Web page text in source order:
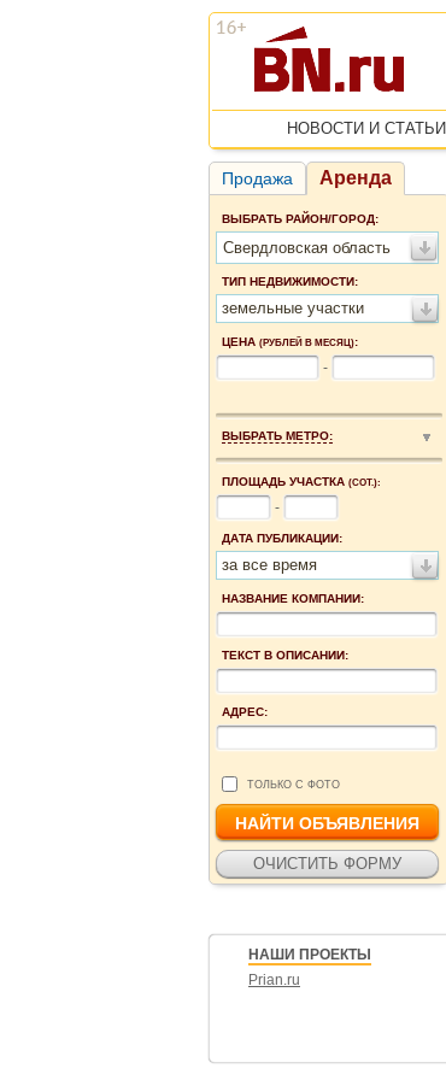
НОВОСТИ И СТАТЬИ
Продажа Аренда
ВЫБРАТЬ РАЙОН/ГОРОД:
Свердловская область
ТИП НЕДВИЖИМОСТИ:
земельные участки
ЦЕНА (РУБЛЕЙ В МЕСЯЦ):
-
ВЫБРАТЬ МЕТРО:
ПЛОЩАДЬ УЧАСТКА (СОТ.):
-
ДАТА ПУБЛИКАЦИИ:
за все время
НАЗВАНИЕ КОМПАНИИ:
ТЕКСТ В ОПИСАНИИ:
АДРЕС:
ТОЛЬКО С ФОТО
НАШИ ПРОЕКТЫ
Prian.ru